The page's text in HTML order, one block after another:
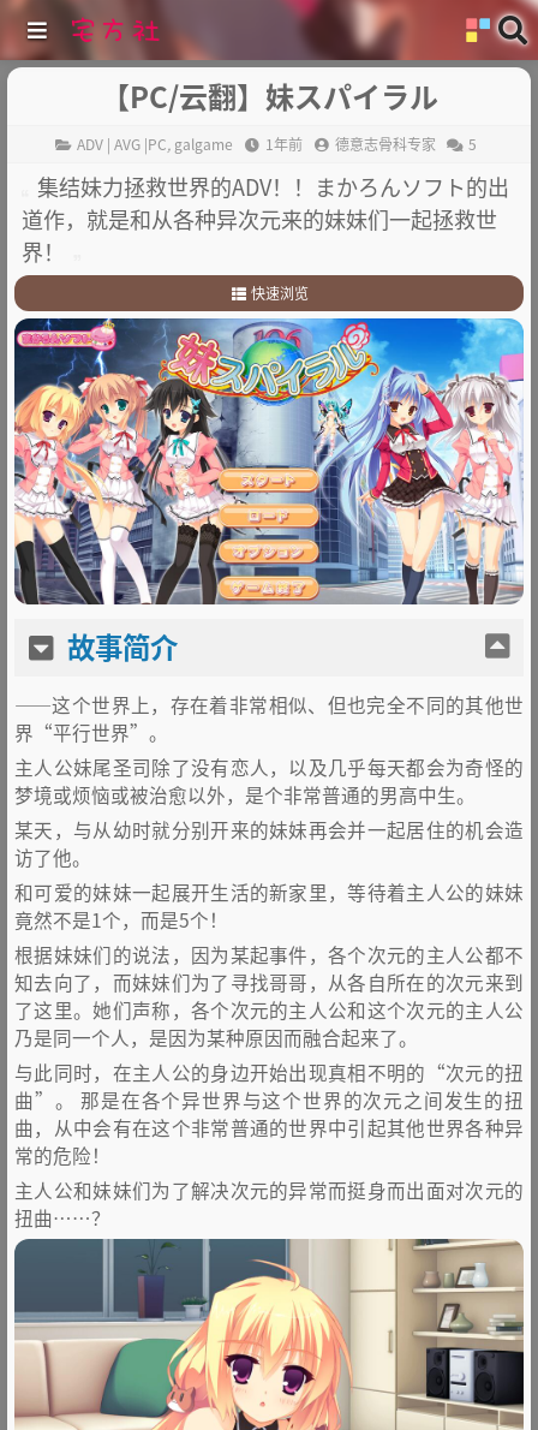
【PC/云翻】妹スパイラル
ADV | AVG |PC, galgame 1年前 德意志骨科专家 5
集结妹力拯救世界的ADV！！まかろんソフト的出
道作，就是和从各种异次元来的妹妹们一起拯救世
界！
快速浏览
1.故事简介
2 其他
故事简介
——这个世界上，存在着非常相似、但也完全不同的其他世
界“平行世界”。
主人公妹尾圣司除了没有恋人，以及几乎每天都会为奇怪的
梦境或烦恼或被治愈以外，是个非常普通的男高中生。
某天，与从幼时就分别开来的妹妹再会并一起居住的机会造
访了他。
和可爱的妹妹一起展开生活的新家里，等待着主人公的妹妹
竟然不是1个，而是5个！
根据妹妹们的说法，因为某起事件，各个次元的主人公都不
知去向了，而妹妹们为了寻找哥哥，从各自所在的次元来到
了这里。她们声称，各个次元的主人公和这个次元的主人公
乃是同一个人，是因为某种原因而融合起来了。
与此同时，在主人公的身边开始出现真相不明的“次元的扭
曲”。 那是在各个异世界与这个世界的次元之间发生的扭
曲，从中会有在这个非常普通的世界中引起其他世界各种异
常的危险！
主人公和妹妹们为了解决次元的异常而挺身而出面对次元的
扭曲……？